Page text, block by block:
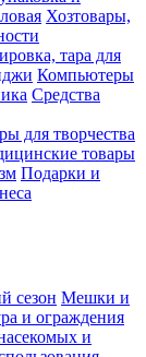
Хозтовары,
тара для
Компьютеры
Средства
для творчества
товары
Подарки и
сезон Мешки и
и ограждения
и